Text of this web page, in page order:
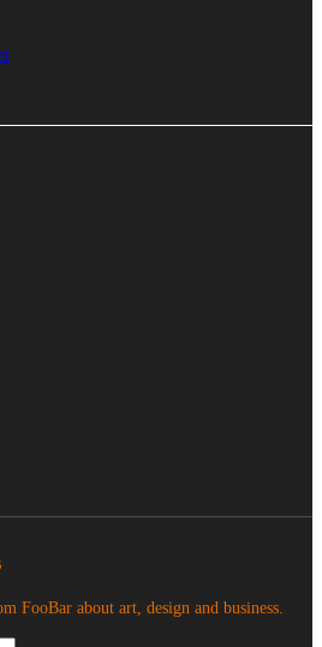
FooBar about art, design and business.